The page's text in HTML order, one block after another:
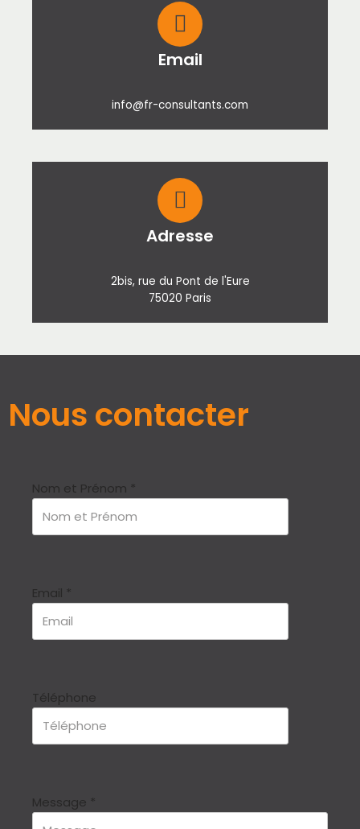
Email
info@fr-consultants.com
Adresse
2bis, rue du Pont de l'Eure
75020 Paris
Nous contacter
Nom et Prénom *
Email *
Téléphone
Message *